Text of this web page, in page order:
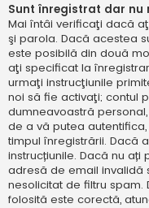
Sunt înregistrat dar nu
Mai întâi verificaţi dacă
şi parola. Dacă acestea
este posibilă din două
aţi specificat la
urmaţi instrucţiunile
noi să fie activaţi; contul
dumneavoastră
de a vă putea
timpul înregistrării. Dacă
instrucțiunile. Dacă nu ați
adresă de email invalidă
nesolicitat de filtru
folosită este corectă,